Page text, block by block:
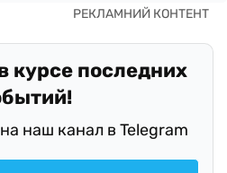
курсе последних
наш канал в Telegram